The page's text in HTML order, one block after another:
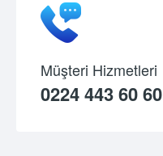
Müşteri Hizmetleri
0224 443 60 60